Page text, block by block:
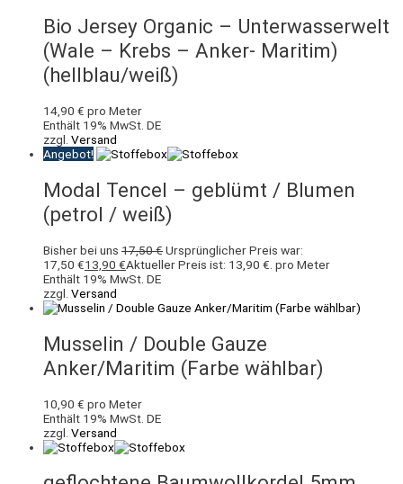
Bio Jersey Organic – Unterwasserwelt
(Wale – Krebs – Anker- Maritim)
(hellblau/weiß)
14,90 € pro Meter
Enthält 19% MwSt. DE
zzgl. Versand
Angebot!
Modal Tencel – geblümt / Blumen
(petrol / weiß)
Bisher bei uns 17,50€Ursprünglicher Preis war:
17,50 €13,90 €Aktueller Preis ist: 13,90 €. pro Meter
Enthält 19% MwSt. DE
zzgl. Versand
Musselin / Double Gauze
Anker/Maritim (Farbe wählbar)
10,90 € pro Meter
Enthält 19% MwSt. DE
zzgl. Versand